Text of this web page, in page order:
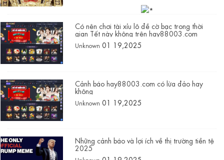
Có nên chơi tài xỉu lô đề cờ bạc trong thời
gian Tết này không trên hay88003.com
Unknown 01 19,2025
Cảnh báo hay88003.com có lừa đảo hay
không
Unknown 01 19,2025
Những cảnh báo và lợi ích về thị trường tiền tệ
2025